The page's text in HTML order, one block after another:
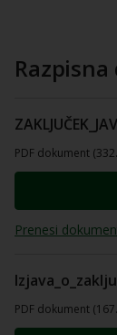
PDF dokument
Prenesi
PDF dokument